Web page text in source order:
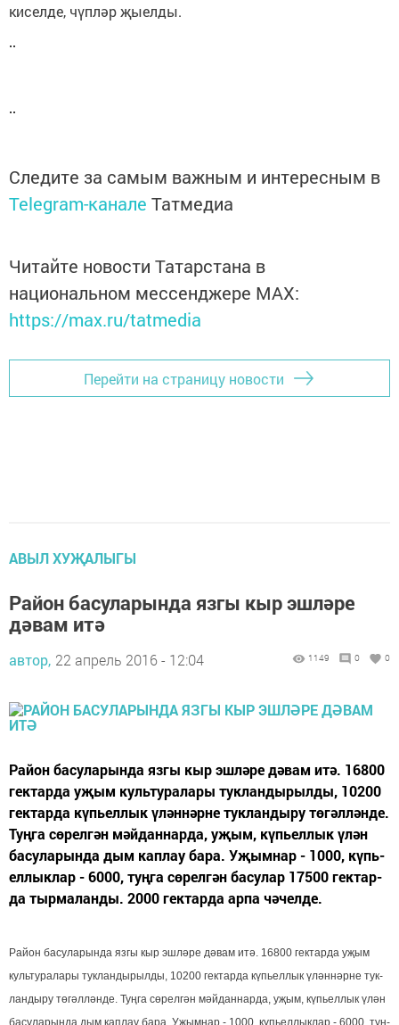
киселде, чүпләр җыелды.
Следите за самым важным и интересным в
Telegram-канале Татмедиа
Читайте новости Татарстана в
национальном мессенджере MАХ:
https://max.ru/tatmedia
Перейти на страницу новости
АВЫЛ ХУҖАЛЫГЫ
Ра­йон ба­су­ла­рын­да яз­гы кыр эш­лә­ре
дә­вам итә
автор, 22 апрель 2016 - 12:04 1149 0 0
Ра­йон ба­су­ла­рын­да яз­гы кыр эш­лә­ре дә­вам итә. 16800
гек­тар­да уҗым куль­ту­ра­ла­ры тук­лан­ды­рыл­ды, 10200
гек­тар­да күпь­ел­лык үлән­нәр­не тук­лан­ды­ру тө­гәл­лән­де.
Туң­га сө­рел­гән мәй­дан­нар­да, уҗым, күпь­ел­лык үлән
ба­су­ла­рын­да дым кап­лау ба­ра. Уҗым­нар - 1000, күпь­
ел­лык­лар - 6000, туң­га сө­рел­гән ба­су­лар 17500 гек­тар­
да тыр­ма­лан­ды. 2000 гек­тар­да ар­па чә­чел­де.
Ра­йон ба­су­ла­рын­да яз­гы кыр эш­лә­ре дә­вам итә. 16800 гек­тар­да уҗым
куль­ту­ра­ла­ры тук­лан­ды­рыл­ды, 10200 гек­тар­да күпь­ел­лык үлән­нәр­не тук­
лан­ды­ру тө­гәл­лән­де. Туң­га сө­рел­гән мәй­дан­нар­да, уҗым, күпь­ел­лык үлән
ба­су­ла­рын­да дым кап­лау ба­ра. Уҗым­нар - 1000, күпь­ел­лык­лар - 6000, туң­